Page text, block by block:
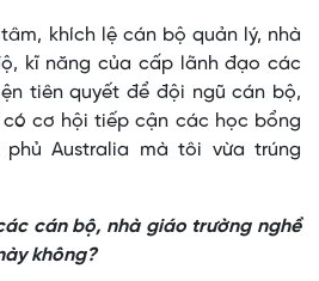
khích lệ cán bộ quản lý, nhà
kĩ năng của cấp lãnh đạo các
tiên quyết để đội ngũ cán bộ,
cơ hội tiếp cận các học bổng
phủ Australia mà tôi vừa trúng
cán bộ, nhà giáo trường nghề
không?